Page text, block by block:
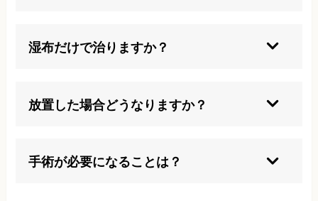
改善する場合もあります。
湿布だけで治りますか？
めないため、他のケアもご検討ください。
放置した場合どうなりますか？
るため、放置は避けましょう。
手術が必要になることは？